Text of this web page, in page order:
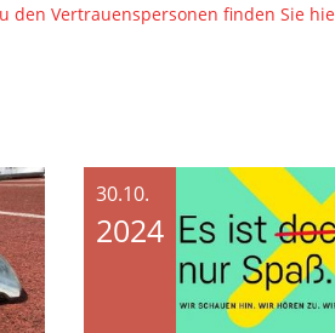
den Vertrauenspersonen finden Sie
30.10.
2024